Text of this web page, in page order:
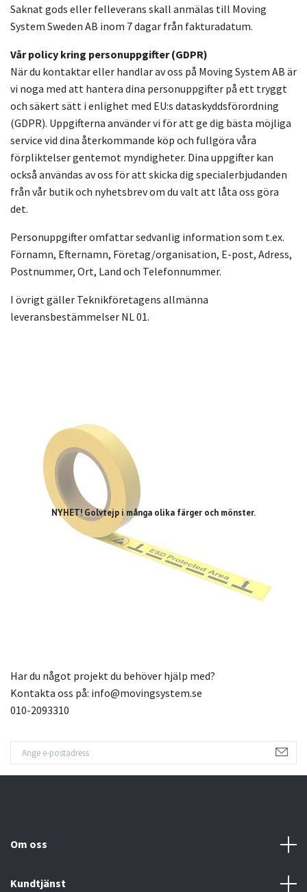
NYHET! Golvtejp i många olika färger och mönster.
Har du något projekt du behöver hjälp med?
Kontakta oss på: info@movingsystem.se
010-2093310
Saknat gods eller felleverans skall anmälas till Moving
System Sweden AB inom 7 dagar från fakturadatum.
Vår policy kring personuppgifter (GDPR)
När du kontaktar eller handlar av oss på Moving System AB är
vi noga med att hantera dina personuppgifter på ett tryggt
och säkert sätt i enlighet med EU:s dataskyddsförordning
(GDPR). Uppgifterna använder vi för att ge dig bästa möjliga
service vid dina återkommande köp och fullgöra våra
förpliktelser gentemot myndigheter. Dina uppgifter kan
också användas av oss för att skicka dig specialerbjudanden
från vår butik och nyhetsbrev om du valt att låta oss göra
det.
Personuppgifter omfattar sedvanlig information som t.ex.
Förnamn, Efternamn, Företag/organisation, E-post, Adress,
Postnummer, Ort, Land och Telefonnummer.
I övrigt gäller Teknikföretagens allmänna
leveransbestämmelser NL 01.
Om oss
Kundtjänst